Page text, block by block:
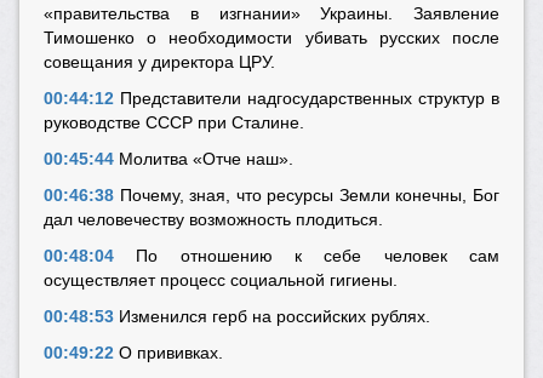
«правительства в изгнании» Украины. Заявление
Тимошенко о необходимости убивать русских после
совещания у директора ЦРУ.
00:44:12 Представители надгосударственных структур в
руководстве СССР при Сталине.
00:45:44 Молитва «Отче наш».
00:46:38 Почему, зная, что ресурсы Земли конечны, Бог
дал человечеству возможность плодиться.
00:48:04 По отношению к себе человек сам
осуществляет процесс социальной гигиены.
00:48:53 Изменился герб на российских рублях.
00:49:22 О прививках.